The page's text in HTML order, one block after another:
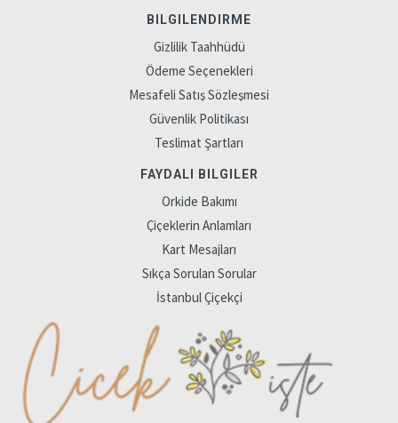
BILGILENDIRME
Gizlilik Taahhüdü
Ödeme Seçenekleri
Mesafeli Satış Sözleşmesi
Güvenlik Politikası
Teslimat Şartları
FAYDALI BILGILER
Orkide Bakımı
Çiçeklerin Anlamları
Kart Mesajları
Sıkça Sorulan Sorular
İstanbul Çiçekçi